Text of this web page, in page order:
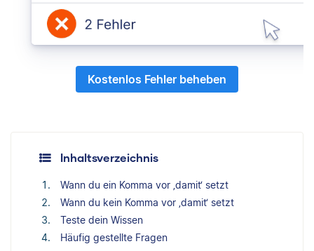
Kostenlos Fehler beheben
Inhaltsverzeichnis
Wann du ein Komma vor ‚damit‘ setzt
Wann du kein Komma vor ‚damit‘ setzt
Teste dein Wissen
Häufig gestellte Fragen